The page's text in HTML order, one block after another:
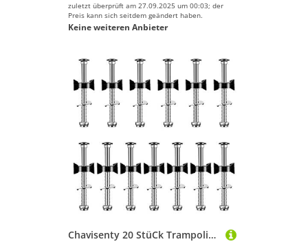
zuletzt überprüft am 27.09.2025 um 00:03; der
Preis kann sich seitdem geändert haben.
Keine weiteren Anbieter
Chavisenty 20 StüCk Trampolin Schrauben Trampolin ZubehöR Trampolin StabilitäT Werkzeug Schrauben Teile für GroßE und Kleine Trampoline